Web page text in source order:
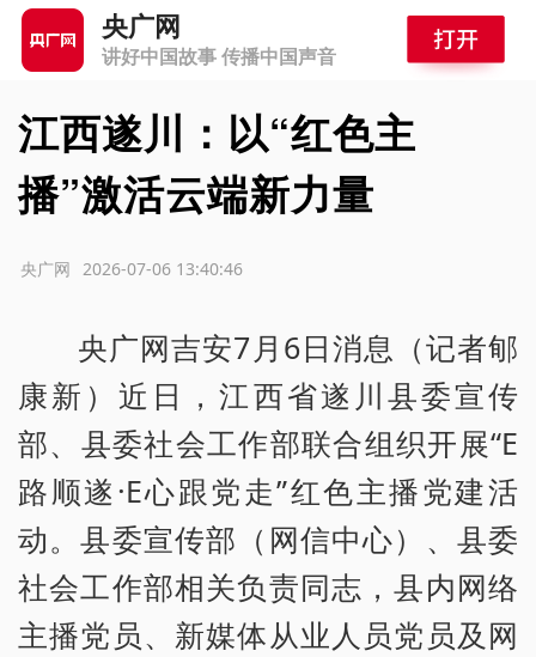
央广网
讲好中国故事 传播中国声音
江西遂川：以“红色主
播”激活云端新力量
2026-07-06 13:40:46
央广网
央广网吉安7月6日消息（记者郇
康新）近日，江西省遂川县委宣传
部、县委社会工作部联合组织开展“E
路顺遂·E心跟党走”红色主播党建活
动。县委宣传部（网信中心）、县委
社会工作部相关负责同志，县内网络
主播党员、新媒体从业人员党员及网